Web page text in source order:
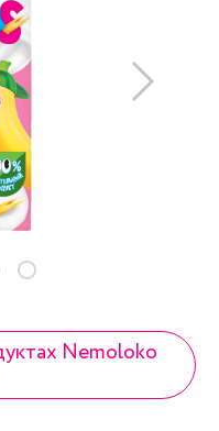
Nemoloko